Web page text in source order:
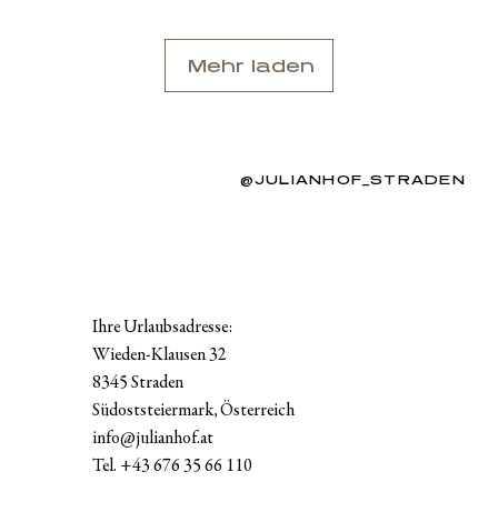
@JULIANHOF_STRADEN
Mehr laden
Ihre Urlaubsadresse:
Wieden-Klausen 32
8345 Straden
Südoststeiermark, Österreich
info@julianhof.at
Tel. +43 676 35 66 110